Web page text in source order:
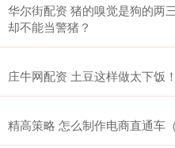
华尔街配资 猪的嗅觉是狗的两
却不能当警猪？
庄牛网配资 土豆这样做太下饭
精高策略 怎么制作电商直通车